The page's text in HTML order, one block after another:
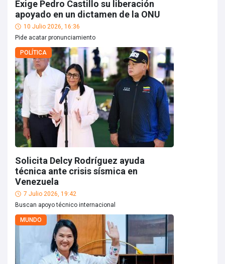
Exige Pedro Castillo su liberación
apoyado en un dictamen de la ONU
10 Julio 2026, 16:36
Pide acatar pronunciamiento
POLÍTICA
Solicita Delcy Rodríguez ayuda
técnica ante crisis sísmica en
Venezuela
7 Julio 2026, 19:42
Buscan apoyo técnico internacional
MUNDO